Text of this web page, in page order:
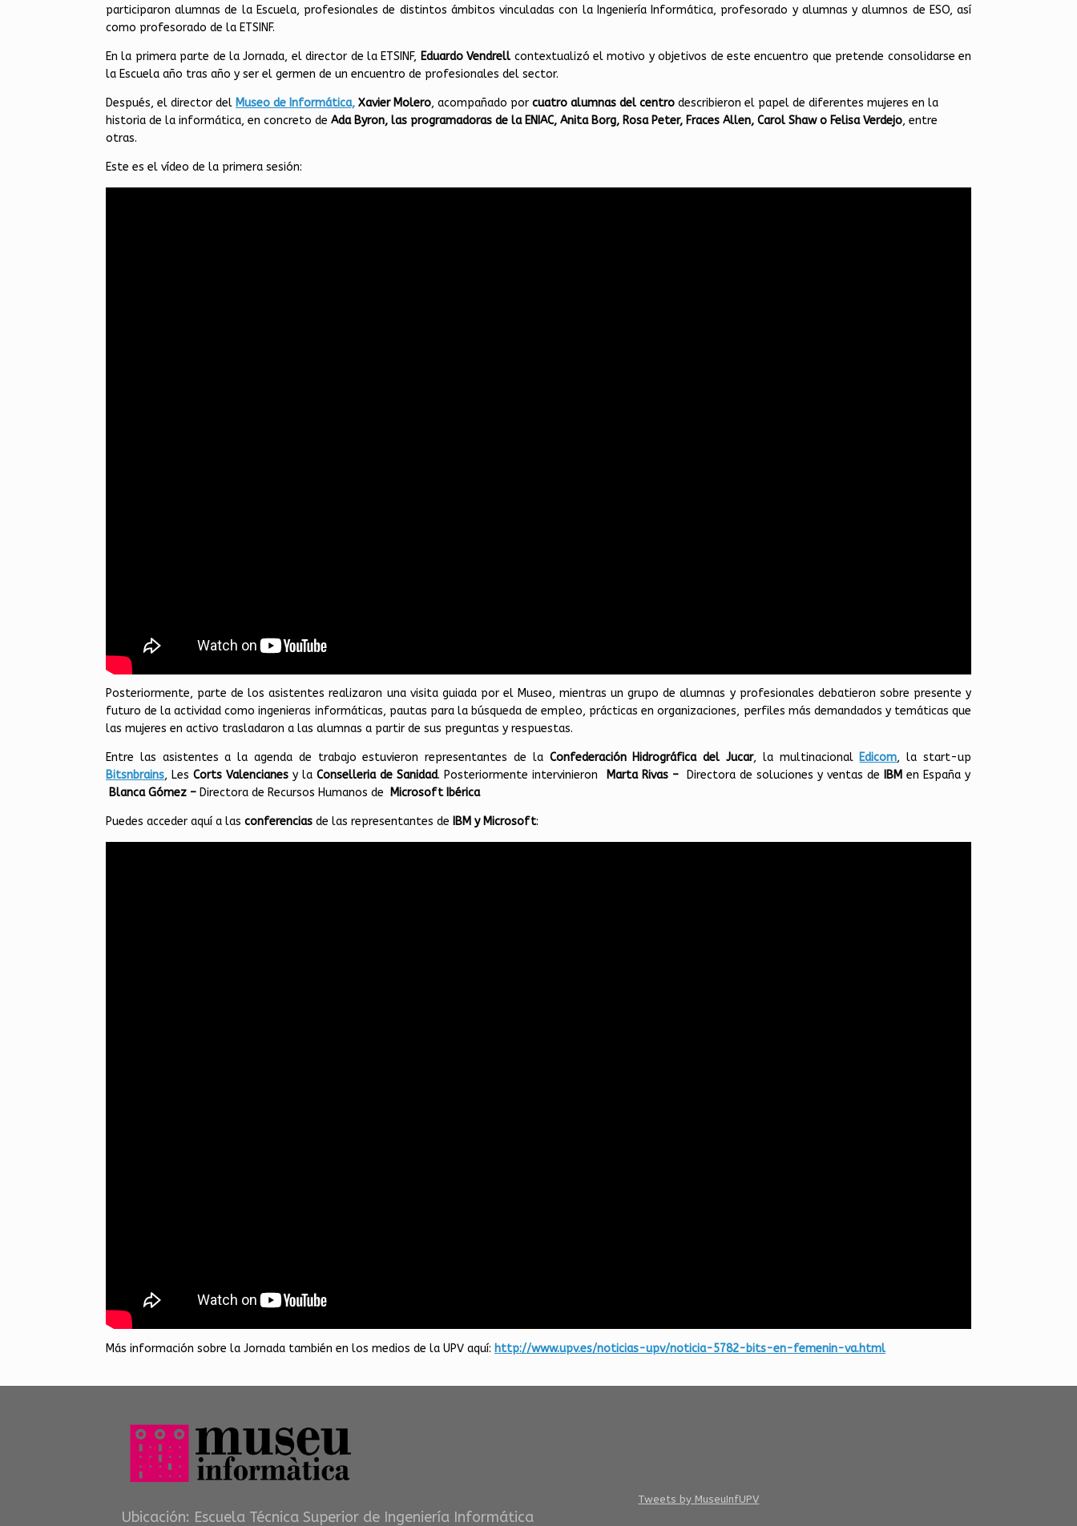
participaron alumnas de la Escuela, profesionales de distintos ámbitos vinculadas con la Ingeniería Informática, profesorado y alumnas y alumnos de ESO, así
como profesorado de la ETSINF.
En la primera parte de la Jornada, el director de la ETSINF, Eduardo Vendrell contextualizó el motivo y objetivos de este encuentro que pretende consolidarse en
la Escuela año tras año y ser el germen de un encuentro de profesionales del sector.
Después, el director del Museo de Informática, Xavier Molero, acompañado por cuatro alumnas del centro describieron el papel de diferentes mujeres en la
historia de la informática, en concreto de Ada Byron, las programadoras de la ENIAC, Anita Borg, Rosa Peter, Fraces Allen, Carol Shaw o Felisa Verdejo, entre
otras.
Este es el vídeo de la primera sesión:
Posteriormente, parte de los asistentes realizaron una visita guiada por el Museo, mientras un grupo de alumnas y profesionales debatieron sobre presente y
futuro de la actividad como ingenieras informáticas, pautas para la búsqueda de empleo, prácticas en organizaciones, perfiles más demandados y temáticas que
las mujeres en activo trasladaron a las alumnas a partir de sus preguntas y respuestas.
Entre las asistentes a la agenda de trabajo estuvieron representantes de la Confederación Hidrográfica del Jucar, la multinacional Edicom, la start-up
Bitsnbrains, LesCorts Valencianes y laConselleria de Sanidad. Posteriormente intervinieron Marta Rivas– Directora de soluciones y ventas de IBM en España y
Blanca Gómez – Directora de Recursos Humanos de Microsoft Ibérica
Puedes acceder aquí a las conferencias de las representantes de IBM y Microsoft:
Más información sobre la Jornada también en los medios de la UPV aquí: http://www.upv.es/noticias-upv/noticia-5782-bits-en-femenin-va.html
Ubicación: Escuela Técnica Superior de Ingeniería Informática
Tweets by MuseuInfUPV